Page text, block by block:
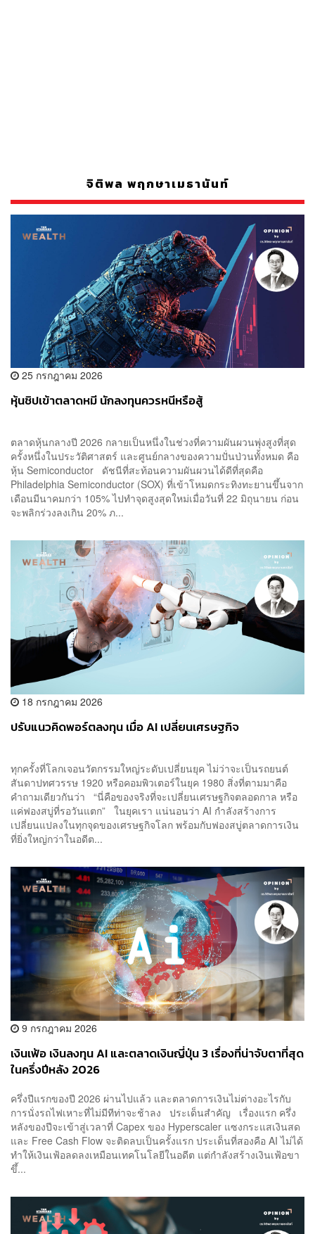
จิติพล พฤกษาเมธานันท์
25 กรกฎาคม 2026
หุ้นชิปเข้าตลาดหมี นักลงทุนควรหนีหรือสู้
ตลาดหุ้นกลางปี 2026 กลายเป็นหนึ่งในช่วงที่ความผันผวนพุ่งสูงที่สุด
ครั้งหนึ่งในประวัติศาสตร์ และศูนย์กลางของความปั่นป่วนทั้งหมด คือ
หุ้น Semiconductor ดัชนีที่สะท้อนความผันผวนได้ดีที่สุดคือ
Philadelphia Semiconductor (SOX) ที่เข้าโหมดกระทิงทะยานขึ้นจาก
เดือนมีนาคมกว่า 105% ไปทำจุดสูงสุดใหม่เมื่อวันที่ 22 มิถุนายน ก่อน
จะพลิกร่วงลงเกิน 20% ภ...
18 กรกฎาคม 2026
ปรับแนวคิดพอร์ตลงทุน เมื่อ AI เปลี่ยนเศรษฐกิจ
ทุกครั้งที่โลกเจอนวัตกรรมใหญ่ระดับเปลี่ยนยุค ไม่ว่าจะเป็นรถยนต์
สันดาปทศวรรษ 1920 หรือคอมพิวเตอร์ในยุค 1980 สิ่งที่ตามมาคือ
คำถามเดียวกันว่า “นี่คือของจริงที่จะเปลี่ยนเศรษฐกิจตลอดกาล หรือ
แค่ฟองสบู่ที่รอวันแตก” ในยุคเรา แน่นอนว่า AI กำลังสร้างการ
เปลี่ยนแปลงในทุกจุดของเศรษฐกิจโลก พร้อมกับฟองสบู่ตลาดการเงิน
ที่ยิ่งใหญ่กว่าในอดีต...
9 กรกฎาคม 2026
เงินเฟ้อ เงินลงทุน AI และตลาดเงินญี่ปุ่น 3 เรื่องที่น่าจับตาที่สุด
ในครึ่งปีหลัง 2026
ครึ่งปีแรกของปี 2026 ผ่านไปแล้ว และตลาดการเงินไม่ต่างอะไรกับ
การนั่งรถไฟเหาะที่ไม่มีทีท่าจะช้าลง ประเด็นสำคัญ เรื่องแรก ครึ่ง
หลังของปีจะเข้าสู่เวลาที่ Capex ของ Hyperscaler แซงกระแสเงินสด
และ Free Cash Flow จะติดลบเป็นครั้งแรก ประเด็นที่สองคือ AI ไม่ได้
ทำให้เงินเฟ้อลดลงเหมือนเทคโนโลยีในอดีต แต่กำลังสร้างเงินเฟ้อขา
ขึ้...